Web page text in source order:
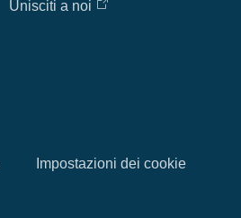
Unisciti a noi
Impostazioni dei cookie